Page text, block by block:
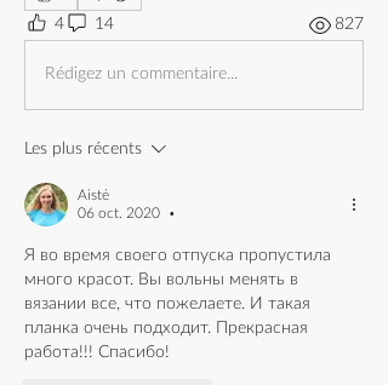
4 14 827
Rédigez un commentaire...
Les plus récents
Aistė
06 oct. 2020
•
Я во время своего отпуска пропустила
много красот. Вы вольны менять в
вязании все, что пожелаете. И такая
планка очень подходит. Прекрасная
работа!!! Спасибо!